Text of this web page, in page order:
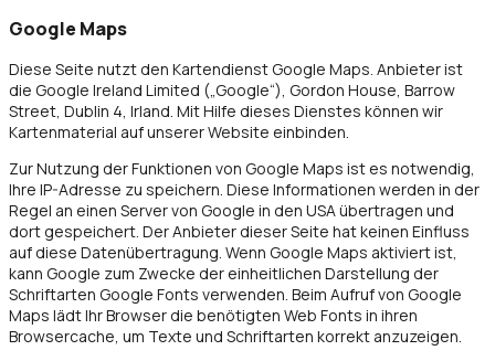
Google Maps
Diese Seite nutzt den Kartendienst Google Maps. Anbieter ist
die Google Ireland Limited („Google“), Gordon House, Barrow
Street, Dublin 4, Irland. Mit Hilfe dieses Dienstes können wir
Kartenmaterial auf unserer Website einbinden.
Zur Nutzung der Funktionen von Google Maps ist es notwendig,
Ihre IP-Adresse zu speichern. Diese Informationen werden in der
Regel an einen Server von Google in den USA übertragen und
dort gespeichert. Der Anbieter dieser Seite hat keinen Einfluss
auf diese Datenübertragung. Wenn Google Maps aktiviert ist,
kann Google zum Zwecke der einheitlichen Darstellung der
Schriftarten Google Fonts verwenden. Beim Aufruf von Google
Maps lädt Ihr Browser die benötigten Web Fonts in ihren
Browsercache, um Texte und Schriftarten korrekt anzuzeigen.